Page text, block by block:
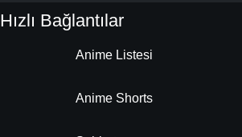
Hızlı Bağlantılar
Anime Listesi
Anime Shorts